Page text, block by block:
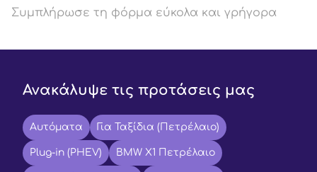
Συμπλήρωσε τη φόρμα εύκολα και γρήγορα
Ανακάλυψε τις προτάσεις μας
Αυτόματα Για Ταξίδια (Πετρέλαιο)
Plug-in (PHEV) BMW X1 Πετρέλαιο